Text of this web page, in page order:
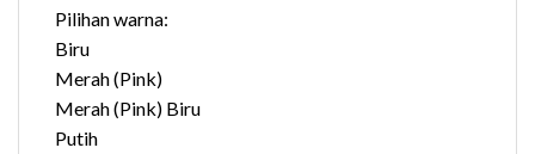
Pilihan warna:
Biru
Merah (Pink)
Merah (Pink) Biru
Putih